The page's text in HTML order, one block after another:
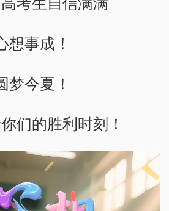
想事成！
梦今夏！
们的胜利时刻！